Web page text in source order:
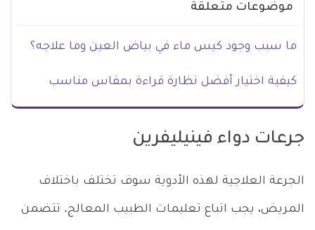
موضوعات متعلقة
ما سبب وجود كيس ماء في بياض العين وما علاجه؟
كيفية اختيار أفضل نظارة قراءة بمقاس مناسب
جرعات دواء فينيليفرين
الجرعة العلاجية لهذه الأدوية سوف تختلف باختلاف
المريض، يجب اتباع تعليمات الطبيب المعالج. تتضمن